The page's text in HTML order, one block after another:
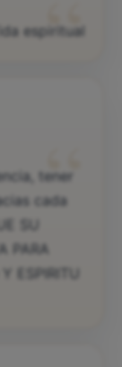
“
espiritual
“
tener
cada
SU
PARA
ESPIRITU